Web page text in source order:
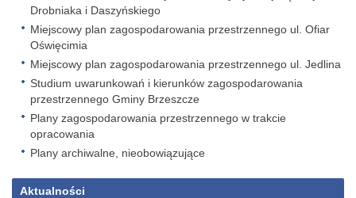
Drobniaka i Daszyńskiego
Miejscowy plan zagospodarowania przestrzennego ul. Ofiar
Oświęcimia
Miejscowy plan zagospodarowania przestrzennego ul. Jedlina
Studium uwarunkowań i kierunków zagospodarowania
przestrzennego Gminy Brzeszcze
Plany zagospodarowania przestrzennego w trakcie
opracowania
Plany archiwalne, nieobowiązujące
Aktualności